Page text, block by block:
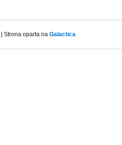
| Strona oparta na Galactica